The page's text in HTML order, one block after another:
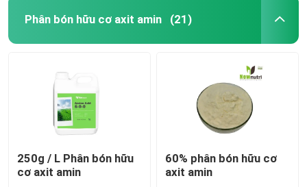
Phân bón hữu cơ axit amin (21)
250g / L Phân bón hữu
cơ axit amin
60% phân bón hữu cơ
axit amin